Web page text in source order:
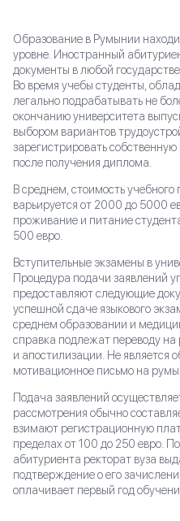
Образование в Румынии
уровне. Иностранный
документы в любой
Во время учебы студенты,
легально подрабатывать не
окончанию университета
выбором вариантов
зарегистрировать
после получения диплома.
В среднем, стоимость
варьируется от 2000 до 5000
проживание и питание
500 евро.
Вступительные экзамены в
Процедура подачи заявлений
предоставляют следующие
успешной сдаче языкового
среднем образовании и
справка подлежат переводу
и апостилизации. Не является
мотивационное письмо на
Подача заявлений
рассмотрения обычно
взимают регистрационную
пределах от 100 до 250 евро.
абитуриента ректорат вуза
подтверждение о его
оплачивает первый год